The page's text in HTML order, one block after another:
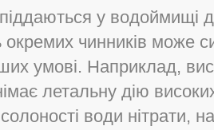
у водоймищі
чинників може
умові. Наприклад,
летальну дію
води нітрати,